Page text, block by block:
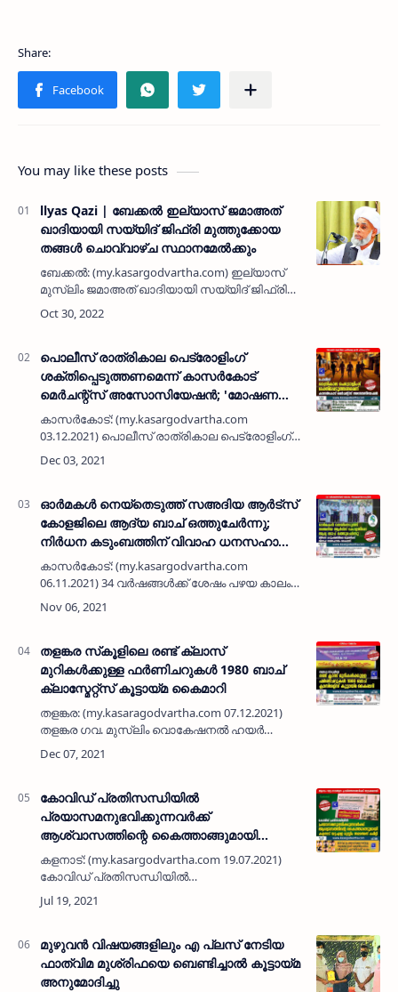
You may like these posts
llyas Qazi | ബേക്കല്‍ ഇല്യാസ് ജമാഅത്
ഖാദിയായി സയ്യിദ് ജിഫ്രി മുത്തുക്കോയ
തങ്ങള്‍ ചൊവ്വാഴ്ച സ്ഥാനമേല്‍ക്കും
ബേക്കല്‍: (my.kasargodvartha.com) ഇല്യാസ്
മുസ്ലിം ജമാഅത് ഖാദിയായി സയ്യിദ് ജിഫ്രി
മുത്തുക്കോയ തങ്ങള്‍ നവംബര്‍ ഒന്നിന്
സ്ഥാനമേല്‍ക്കും. വൈകീട്ട് നാല് മണിക്ക് ബേക്കല്‍
പൊലീസ് രാത്രികാല പെട്രോളിംഗ്
ശക്തിപ്പെടുത്തണമെന്ന് കാസർകോട്
മെർചന്റ്സ് അസോസിയേഷൻ; 'മോഷണ
കേസിലെ പ്രതികളെ ഉടൻ പിടികൂടണം'
കാസർകോട്: (my.kasargodvartha.com
03.12.2021) പൊലീസ് രാത്രികാല പെട്രോളിംഗ്
ശക്തിപ്പെടുത്തണമെന്ന് കാസർകോട് മെർചന്റ്സ്
അസോസിയേഷൻ ആവശ്യപ്പെട്ടു. നഗരത്തിന്റെ
ഓർമകൾ നെയ്തെടുത്ത് സഅദിയ ആർട്സ്
കോളജിലെ ആദ്യ ബാച് ഒത്തുചേർന്നു;
നിർധന കടുംബത്തിന് വിവാഹ ധനസഹായം
കൈമാറി
കാസർകോട്: (my.kasargodvartha.com
06.11.2021) 34 വർഷങ്ങൾക്ക് ശേഷം പഴയ കാലം
ഓർത്തെടുത്ത് സഅദിയ ആർട്സ് കോളജ് 1987
ബാചിലെ സഹപാഠികൾ ആദ്യമായി
ആദ്യ ബാച…
തളങ്കര സ്‌കൂളിലെ രണ്ട് ക്ലാസ്
മുറികൾക്കുള്ള ഫർണിചറുകൾ 1980 ബാച്
ക്ലാസ്മേറ്റ്സ് കൂട്ടായ്മ കൈമാറി
തളങ്കര: (my.kasaragodvartha.com 07.12.2021)
തളങ്കര ഗവ. മുസ്ലിം വൊകേഷനൽ ഹയർ
സെകൻഡറി സ്കൂളിന് നിർമിച്ച ഹൈടെക്
കെട്ടിടത്തിലെ രണ്ട് ക്ലാസ് മുറികളിലേക്കുള്ള
കോവിഡ് പ്രതിസന്ധിയിൽ
പ്രയാസമനുഭവിക്കുന്നവർക്ക്
ആശ്വാസത്തിന്റെ കൈത്താങ്ങുമായി
കളനാട് യുഎഇ മുസ്ലിം ജമാഅത് കമിറ്റി;
ആറാം ഘട്ട സാന്ത്വന പ്രവർത്തനങ്ങൾക്ക്
കളനാട്: (my.kasargodvartha.com 19.07.2021)
കോവിഡ് പ്രതിസന്ധിയിൽ
പ്രയാസമനുഭവിക്കുന്നവർക്ക് ആശ്വാസത്തിന്റെ
കൈത്താങ്ങുമായി കളനാട് യുഎഇ മുസ്ലിം
മുഴുവൻ വിഷയങ്ങളിലും എ പ്ലസ് നേടിയ
ഫാത്വിമ മുശ്‌രിഫയെ ബെണ്ടിച്ചാൽ കൂട്ടായ്മ
അനുമോദിച്ചു